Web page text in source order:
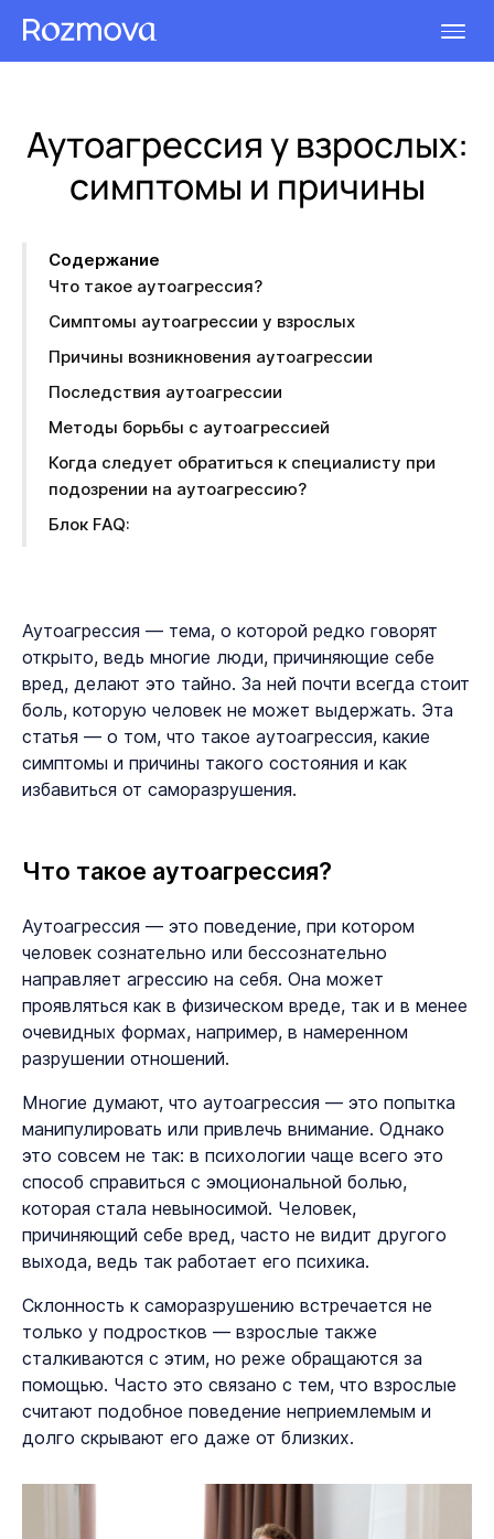
Аутоагрессия у взрослых:
симптомы и причины
Содержание
Что такое аутоагрессия?
Симптомы аутоагрессии у взрослых
Причины возникновения аутоагрессии
Последствия аутоагрессии
Методы борьбы с аутоагрессией
Когда следует обратиться к специалисту при
подозрении на аутоагрессию?
Блок FAQ:
Аутоагрессия — тема, о которой редко говорят
открыто, ведь многие люди, причиняющие себе
вред, делают это тайно. За ней почти всегда стоит
боль, которую человек не может выдержать. Эта
статья — о том, что такое аутоагрессия, какие
симптомы и причины такого состояния и как
избавиться от саморазрушения.
Что такое аутоагрессия?
Аутоагрессия — это поведение, при котором
человек сознательно или бессознательно
направляет агрессию на себя. Она может
проявляться как в физическом вреде, так и в менее
очевидных формах, например, в намеренном
разрушении отношений.
Многие думают, что аутоагрессия — это попытка
манипулировать или привлечь внимание. Однако
это совсем не так: в психологии чаще всего это
способ справиться с эмоциональной болью,
которая стала невыносимой. Человек,
причиняющий себе вред, часто не видит другого
выхода, ведь так работает его психика.
Склонность к саморазрушению встречается не
только у подростков — взрослые также
сталкиваются с этим, но реже обращаются за
помощью. Часто это связано с тем, что взрослые
считают подобное поведение неприемлемым и
долго скрывают его даже от близких.